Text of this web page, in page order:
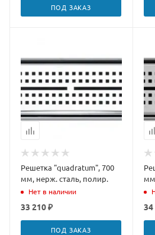
ПОД ЗАКАЗ
Решетка "quadratum", 700
мм, нерж. сталь, полир.
Нет в наличии
33 210 ₽
ПОД ЗАКАЗ
34